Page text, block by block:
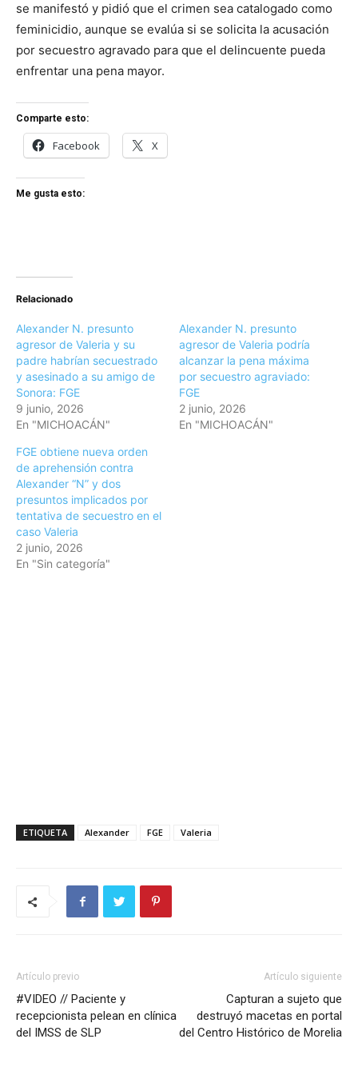
se manifestó y pidió que el crimen sea catalogado como
feminicidio, aunque se evalúa si se solicita la acusación
por secuestro agravado para que el delincuente pueda
enfrentar una pena mayor.
Comparte esto:
Facebook X
Me gusta esto:
Relacionado
Alexander N. presunto
agresor de Valeria y su
padre habrían secuestrado
y asesinado a su amigo de
Sonora: FGE
9 junio, 2026
En "MICHOACÁN"
Alexander N. presunto
agresor de Valeria podría
alcanzar la pena máxima
por secuestro agraviado:
FGE
2 junio, 2026
En "MICHOACÁN"
FGE obtiene nueva orden
de aprehensión contra
Alexander “N” y dos
presuntos implicados por
tentativa de secuestro en el
caso Valeria
2 junio, 2026
En "Sin categoría"
ETIQUETA Alexander FGE Valeria
Artículo previo
#VIDEO // Paciente y
recepcionista pelean en clínica
del IMSS de SLP
Artículo siguiente
Capturan a sujeto que
destruyó macetas en portal
del Centro Histórico de Morelia